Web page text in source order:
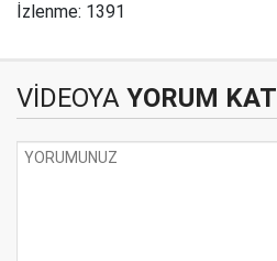
İzlenme: 1391
VİDEOYA YORUM KAT